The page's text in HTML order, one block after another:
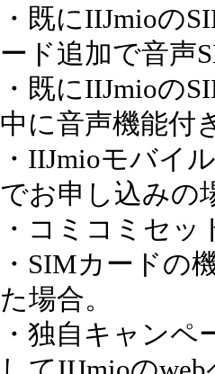
・既にIIJmioの
ード追加で音声
・既にIIJmioの
中に音声機能付
・IIJmioモバイ
でお申し込みの
・コミコミセ
・SIMカードの
た場合。
・独自キャン